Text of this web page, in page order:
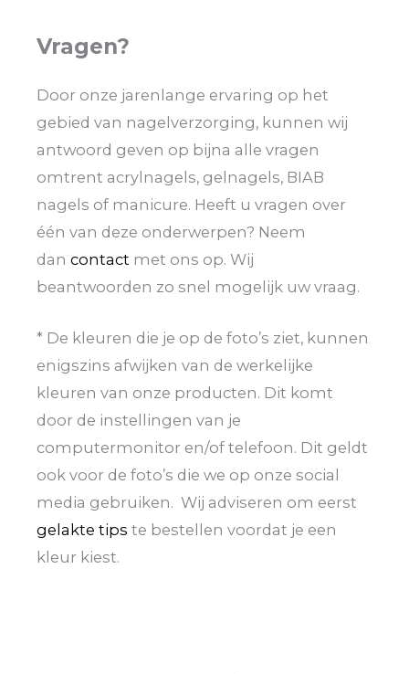
Vragen?
Door onze jarenlange ervaring op het
gebied van nagelverzorging, kunnen wij
antwoord geven op bijna alle vragen
omtrent acrylnagels, gelnagels, BIAB
nagels of manicure. Heeft u vragen over
één van deze onderwerpen? Neem
dan contact met ons op. Wij
beantwoorden zo snel mogelijk uw vraag.
* De kleuren die je op de foto’s ziet, kunnen
enigszins afwijken van de werkelijke
kleuren van onze producten. Dit komt
door de instellingen van je
computermonitor en/of telefoon. Dit geldt
ook voor de foto’s die we op onze social
media gebruiken. Wij adviseren om eerst
gelakte tips te bestellen voordat je een
kleur kiest.